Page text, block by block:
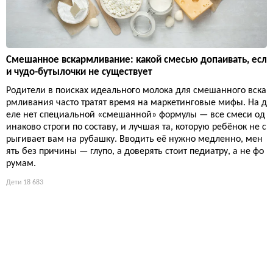
Смешанное вскармливание: какой смесью допаивать, есл
и чудо-бутылочки не существует
Родители в поисках идеального молока для смешанного вска
рмливания часто тратят время на маркетинговые мифы. На д
еле нет специальной «смешанной» формулы — все смеси од
инаково строги по составу, и лучшая та, которую ребёнок не с
рыгивает вам на рубашку. Вводить её нужно медленно, мен
ять без причины — глупо, а доверять стоит педиатру, а не фо
румам.
Дети 18 683